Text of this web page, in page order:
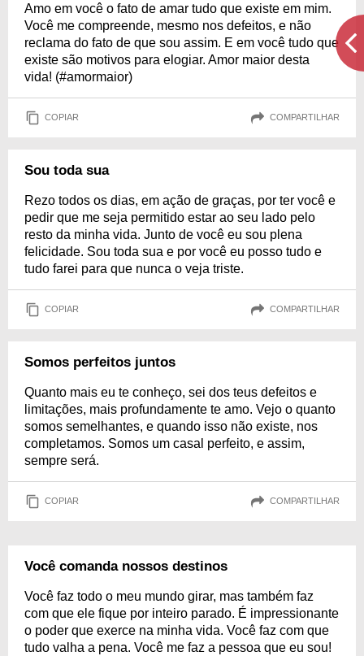
Amo em você o fato de amar tudo que existe em mim.
Você me compreende, mesmo nos defeitos, e não
reclama do fato de que sou assim. E em você tudo que
existe são motivos para elogiar. Amor maior desta
vida! (#amormaior)
COPIAR COMPARTILHAR
Sou toda sua
Rezo todos os dias, em ação de graças, por ter você e
pedir que me seja permitido estar ao seu lado pelo
resto da minha vida. Junto de você eu sou plena
felicidade. Sou toda sua e por você eu posso tudo e
tudo farei para que nunca o veja triste.
COPIAR COMPARTILHAR
Somos perfeitos juntos
Quanto mais eu te conheço, sei dos teus defeitos e
limitações, mais profundamente te amo. Vejo o quanto
somos semelhantes, e quando isso não existe, nos
completamos. Somos um casal perfeito, e assim,
sempre será.
COPIAR COMPARTILHAR
Você comanda nossos destinos
Você faz todo o meu mundo girar, mas também faz
com que ele fique por inteiro parado. É impressionante
o poder que exerce na minha vida. Você faz com que
tudo valha a pena. Você me faz a pessoa que eu sou!